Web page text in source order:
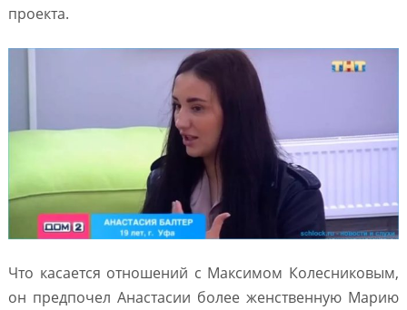
проекта.
Что касается отношений с Максимом Колесниковым,
он предпочел Анастасии более женственную Марию